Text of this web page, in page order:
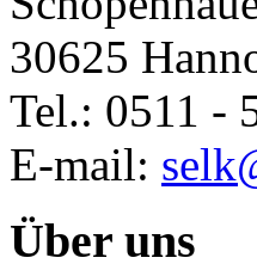
30625
Tel.: 0511 -
E-mail:
Über uns